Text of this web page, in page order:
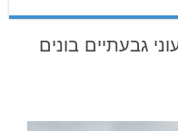
גבעתיים בונים